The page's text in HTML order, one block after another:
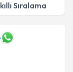
Sıralama